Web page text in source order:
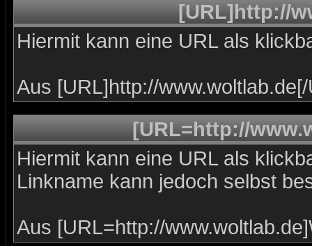
[URL]http://
Hiermit kann eine URL als
Aus [URL]http://
[URL=http://
Hiermit kann eine URL als
Linkname kann jedoch selbst
Aus [URL=http://